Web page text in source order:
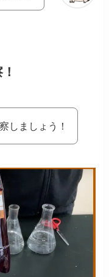
しましょう！